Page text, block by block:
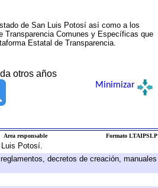
de San Luis Potosí así como a los
Transparencia Comunes y Específicas que
Estatal de Transparencia.
otros años
Minimizar
Area responsable Formato LTAIPSLP
Potosí.
decretos de creación, manuales